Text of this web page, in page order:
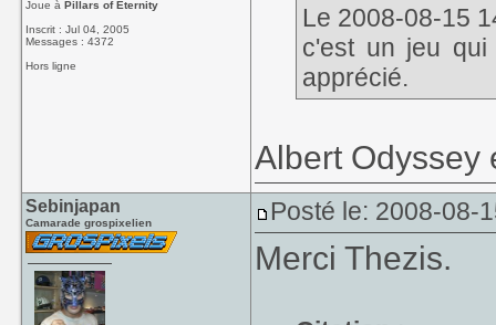
Joue àPillars of Eternity
Inscrit : Jul 04, 2005
Messages : 4372
Hors ligne
Le 2008-08-15
c'est un jeu qui
apprécié.
Albert Odyssey
Sebinjapan
Camarade grospixelien Posté le: 2008-08-
Merci Thezis.